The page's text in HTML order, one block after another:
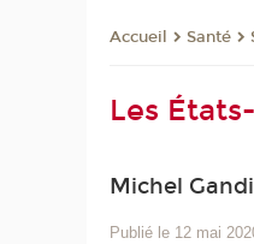
Accueil Santé
Les
Michel
Publié le 12 mai